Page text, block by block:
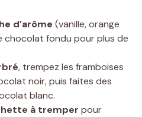
d’arôme (vanille, orange
chocolat fondu pour plus de
, trempez les framboises
noir, puis faites des
blanc.
à tremper pour